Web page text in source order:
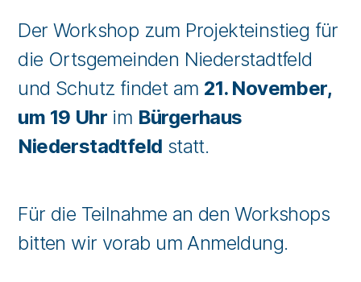
Der Workshop zum Projekteinstieg für
die Ortsgemeinden Niederstadtfeld
und Schutz findet am 21. November,
um 19 Uhr im Bürgerhaus
Niederstadtfeld statt.
Für die Teilnahme an den Workshops
bitten wir vorab um Anmeldung.